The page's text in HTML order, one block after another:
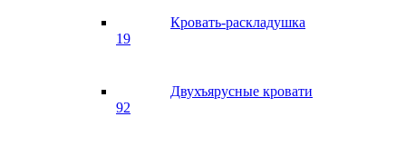
Кровать-раскладушка
19
Двухъярусные кровати
92